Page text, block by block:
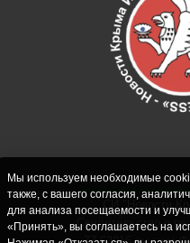
СИ "Новости
Свидетельство о
Мы используем необходимые
также, с вашего согласия,
для анализа посещаемости и
«Принять», вы соглашаетесь на